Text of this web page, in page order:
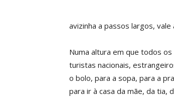
avizinha a passos largos,
Numa altura em que todos
turistas nacionais,
o bolo, para a sopa, para a
para ir à casa da mãe, da tia,